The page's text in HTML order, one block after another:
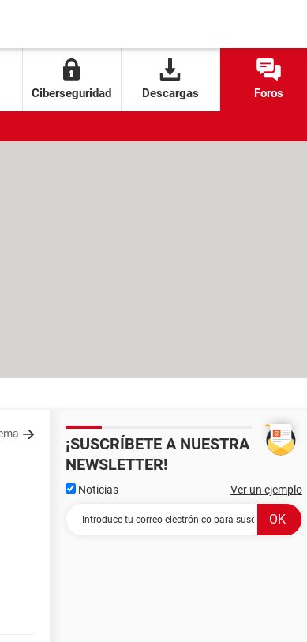
Ciberseguridad Descargas Foros
¡SUSCRÍBETE A NUESTRA
NEWSLETTER!
Noticias Ver un ejemplo